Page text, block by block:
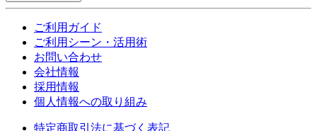
ご利用ガイド
ご利用シーン・活用術
お問い合わせ
会社情報
採用情報
個人情報への取り組み
特定商取引法に基づく表記